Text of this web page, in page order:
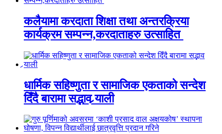
कलैयामा करदाता शिक्षा तथा अन्तरक्रिया
कार्यक्रम सम्पन्न,करदाताहरु उत्साहित
धार्मिक सहिष्णुता र सामाजिक एकताको सन्देश
दिँदै बारामा सद्भाव र्‍याली